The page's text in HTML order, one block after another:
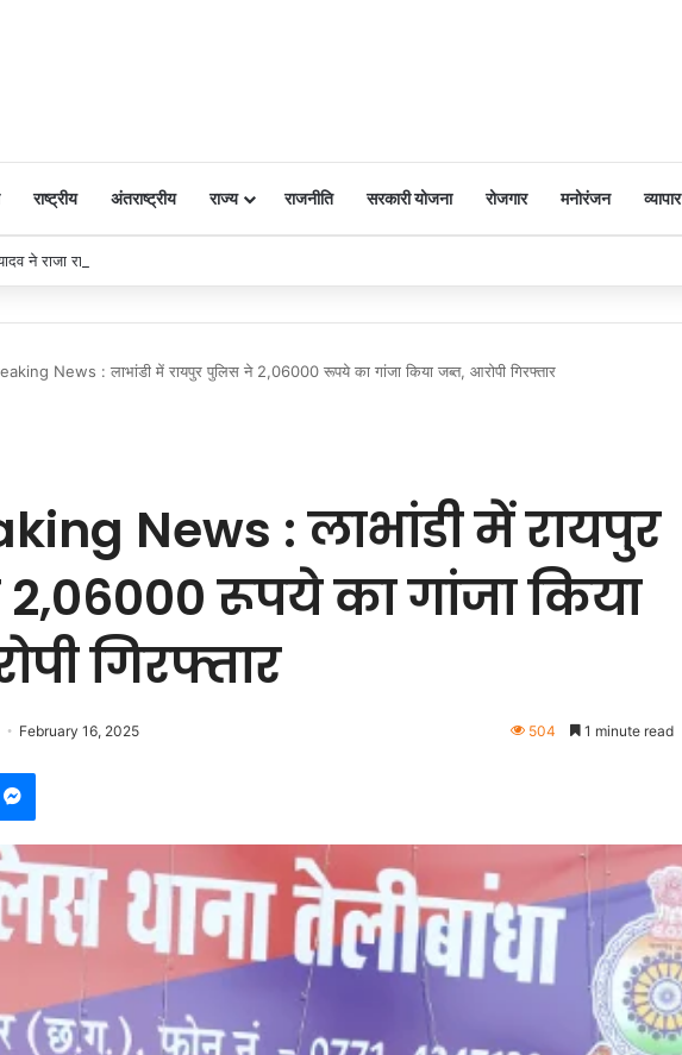
राष्ट्रीय अंतराष्ट्रीय राज्य राजनीति सरकारी योजना रोजगार मनोरंजन व्यापार
ने राजा राममोहन राय की जयंती पर किया नमन
News : लाभांडी में रायपुर पुलिस ने 2,06000 रूपये का गांजा किया जब्त, आरोपी गिरफ्तार
News : लाभांडी में रायपुर
रूपये का गांजा किया
गिरफ्तार
February 16, 2025 504 1 minute read
Messenger